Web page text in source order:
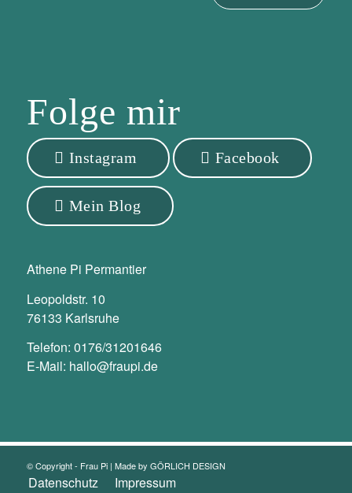
Folge mir
Instagram Facebook
Mein Blog
Athene Pi Permantier
Leopoldstr. 10
76133 Karlsruhe
Telefon: 0176/31201646
E-Mail: hallo@fraupi.de
© Copyright - Frau Pi | Made by GÖRLICH DESIGN
Datenschutz Impressum